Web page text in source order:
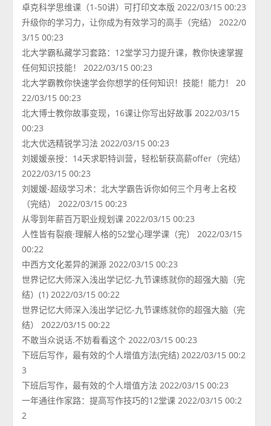
卓克科学思维课（1-50讲）可打印文本版 2022/03/15 00:23
升级你的学习力，让你成为有效学习的高手（完结） 2022/0
3/15 00:23
北大学霸私藏学习套路：12堂学习力提升课，教你快速掌握
任何知识技能！ 2022/03/15 00:23
北大学霸教你快速学会你想学的任何知识！技能！能力！ 20
22/03/15 00:23
北大博士教你故事变现，16课让你写出好故事 2022/03/15
00:23
北大优选精锐学习法 2022/03/15 00:23
刘媛媛亲授：14天求职特训营，轻松斩获高薪offer（完结）
2022/03/15 00:23
刘媛媛-超级学习术：北大学霸告诉你如何三个月考上名校
（完结） 2022/03/15 00:23
从零到年薪百万职业规划课 2022/03/15 00:23
人性皆有裂痕·理解人格的52堂心理学课（完） 2022/03/15
00:22
中西方文化差异的渊源 2022/03/15 00:23
世界记忆大师深入浅出学记忆-九节课练就你的超强大脑（完
结）(1) 2022/03/15 00:22
世界记忆大师深入浅出学记忆-九节课练就你的超强大脑（完
结） 2022/03/15 00:22
不敢当众说话.不妨看看这个 2022/03/15 00:23
下班后写作，最有效的个人增值方法(完结) 2022/03/15 00:2
3
下班后写作，最有效的个人增值方法 2022/03/15 00:23
一年通往作家路：提高写作技巧的12堂课 2022/03/15 00:2
2